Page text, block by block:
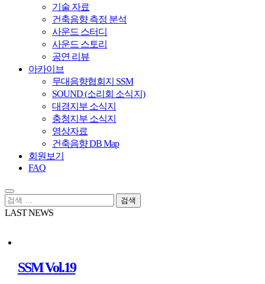
기술 자료
건축음향 측정 분석
사운드 스터디
사운드 스토리
공연 리뷰
아카이브
무대음향협회지 SSM
SOUND (소리회 소식지)
대경지부 소식지
충청지부 소식지
영상자료
건축음향 DB Map
회원보기
FAQ
검
색:
LAST NEWS
Vol.19